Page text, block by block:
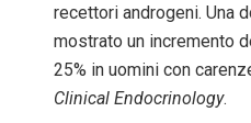
recettori androgeni. Una
mostrato un incremento
25% in uomini con
Clinical Endocrinology.